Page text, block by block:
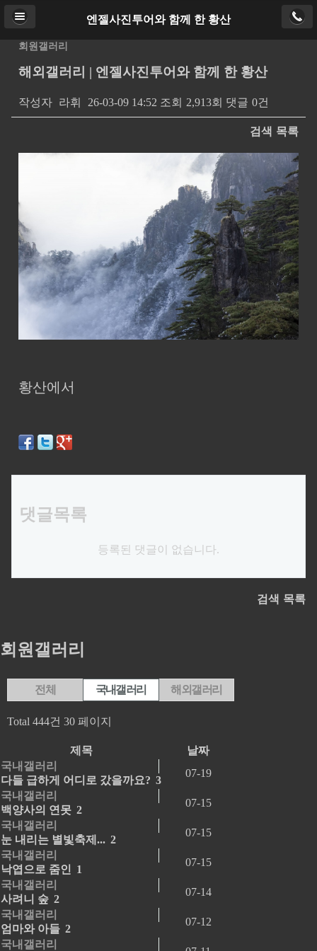
엔젤사진투어와 함께 한 황산
회원갤러리
해외갤러리 | 엔젤사진투어와 함께 한 황산
작성자 라휘 26-03-09 14:52 조회 2,913회 댓글 0건
검색 목록
황산에서
댓글목록
등록된 댓글이 없습니다.
검색 목록
회원갤러리
전체 국내갤러리 해외갤러리
Total 444건 30 페이지
제목
날짜
국내갤러리
다들 급하게 어디로 갔을까요? 3
07-19
국내갤러리
백양사의 연못 2
07-15
국내갤러리
눈 내리는 별빛축제... 2
07-15
국내갤러리
낙엽으로 줌인 1
07-15
국내갤러리
사려니 숲 2
07-14
국내갤러리
엄마와 아들 2
07-12
국내갤러리
Home 로그인 PC버전
Copyright ⓒhttp://ajtour.kr . All rights reserved.